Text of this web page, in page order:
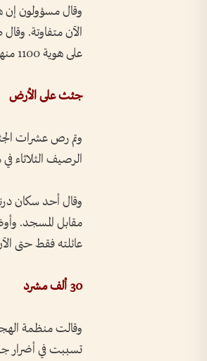
على هوية 1100 منها.
جثث على الأرض
وتم رص عشرات
الرصيف الثلاثاء
وقال أحد سكان
عائلته فقط حتى
30 ألف مشرد
تسببت في أضرار